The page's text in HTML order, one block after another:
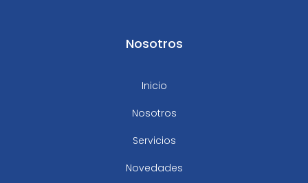
Nosotros
Inicio
Nosotros
Servicios
Novedades